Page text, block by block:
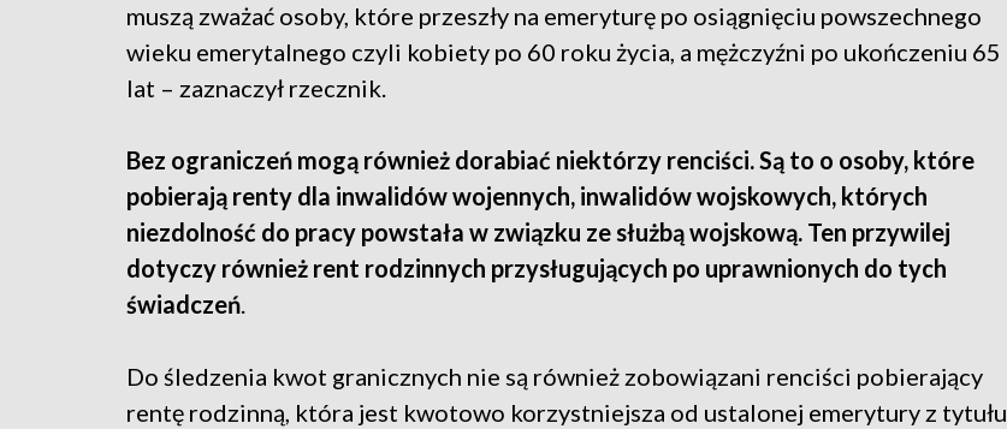
muszą zważać osoby, które przeszły na emeryturę po osiągnięciu powszechnego
wieku emerytalnego czyli kobiety po 60 roku życia, a mężczyźni po ukończeniu 65
lat – zaznaczył rzecznik.
Bez ograniczeń mogą również dorabiać niektórzy renciści. Są to o osoby, które
pobierają renty dla inwalidów wojennych, inwalidów wojskowych, których
niezdolność do pracy powstała w związku ze służbą wojskową. Ten przywilej
dotyczy również rent rodzinnych przysługujących po uprawnionych do tych
świadczeń.
Do śledzenia kwot granicznych nie są również zobowiązani renciści pobierający
rentę rodzinną, która jest kwotowo korzystniejsza od ustalonej emerytury z tytułu